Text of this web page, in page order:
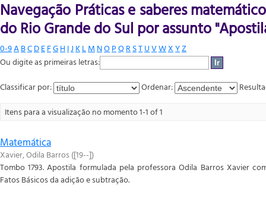
Navegação Práticas e saberes
do Rio Grande do Sul por assunto
0-9ABCDEFGH IJ KLM NOPQRSTUVWXYZ
Ou digite as primeiras letras:
Classificar por:
Ordenar:
Itens para a visualização no momento 1-1 of 1
Matemática
Xavier, Odila Barros([19--])
Tombo 1793. Apostila formulada pela professora Odila Barros Xavier
Fatos Básicos da adição e subtração.